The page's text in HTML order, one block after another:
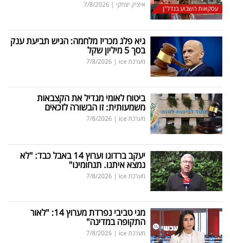
עסקאות השבוע בנדל"ן איציק יצחקי |
7/8/2026
גיא פלג מכריז מלחמה: הגיש תביעת ענק
בסך 5 מיליון שקל
מערכת ice |
7/8/2026
ביטוח לאומי מגדיל את הקצבאות
משמעותית: זו הבשורה לזכאים
מערכת ice |
7/8/2026
יעקב ברדוגו וערוץ 14 באבל כבד: "לא
נמצא איתנו. תנחומינו"
מערכת ice |
7/8/2026
מגי טביבי נפרדת מערוץ 14: "לאור
התקופה במדינה"
מערכת ice |
7/8/2026